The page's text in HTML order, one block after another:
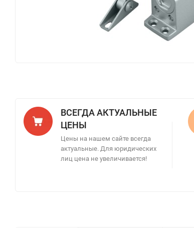
ВСЕГДА АКТУАЛЬНЫЕ
ЦЕНЫ
Цены на нашем сайте всегда
актуальные. Для юридических
лиц цена не увеличивается!